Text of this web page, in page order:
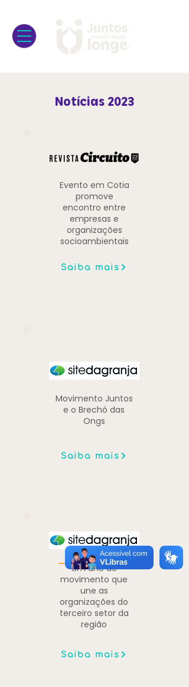
Notícias 2023
Evento em Cotia
promove
encontro entre
empresas e
organizações
socioambientais
Saiba mais
Movimento Juntos
e o Brechó das
Ongs
Saiba mais
Um ano do
movimento que
une as
organizações do
terceiro setor da
região
Saiba mais